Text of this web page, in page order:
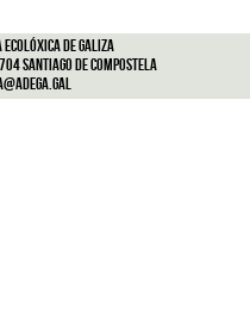
ecolóxica de Galiza
Santiago de Compostela